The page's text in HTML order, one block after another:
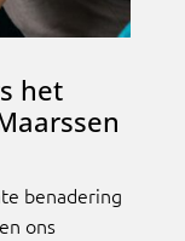
het
benadering
ons